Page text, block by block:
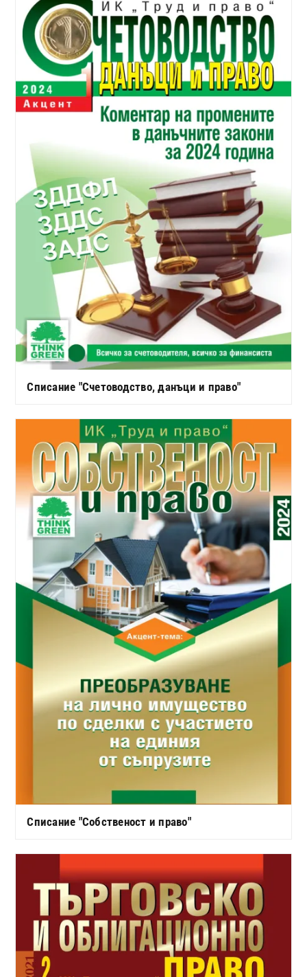
Списание "Счетоводство, данъци и право"
Списание "Собственост и право"